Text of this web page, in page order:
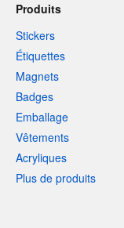
Produits
Stickers
Étiquettes
Magnets
Badges
Emballage
Vêtements
Acryliques
Plus de produits